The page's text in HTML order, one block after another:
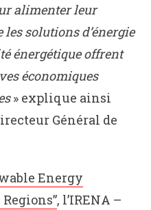
alimenter leur
solutions d’énergie
énergétique offrent
économiques
» explique ainsi
Général de
Energy
, l’IRENA –